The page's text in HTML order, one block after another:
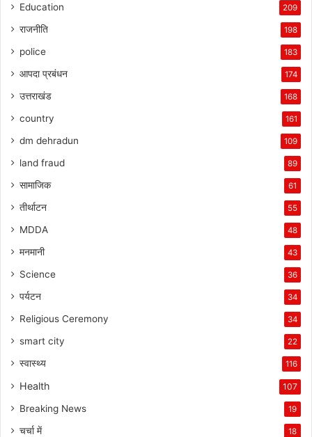
Education 209
राजनीति 198
police 183
आपदा प्रबंधन 174
उत्तराखंड 168
country 161
dm dehradun 109
land fraud 89
सामाजिक 61
तीर्थाटन 55
MDDA 48
मनमानी 43
Science 36
पर्यटन 34
Religious Ceremony 34
smart city 22
स्वास्थ्य 116
Health 107
Breaking News 19
चर्चा में 18